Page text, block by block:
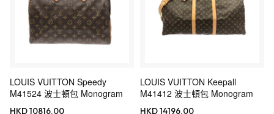
LOUIS VUITTON Speedy
M41524 波士頓包 Monogram
HKD 10816.00
LOUIS VUITTON Keepall
M41412 波士頓包 Monogram
HKD 14196.00